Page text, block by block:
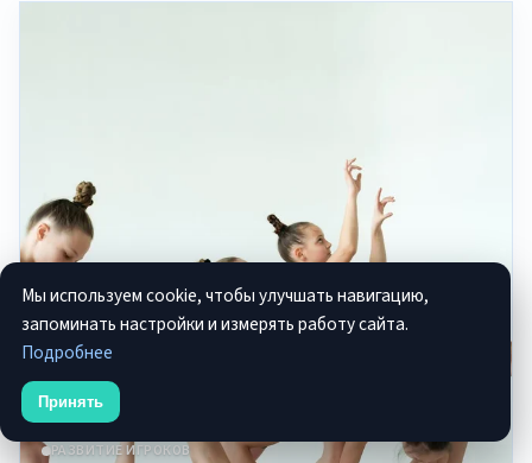
РАЗВИТИЕ ИГРОКОВ
Мы используем cookie, чтобы улучшать навигацию,
запоминать настройки и измерять работу сайта.
Подробнее
Принять